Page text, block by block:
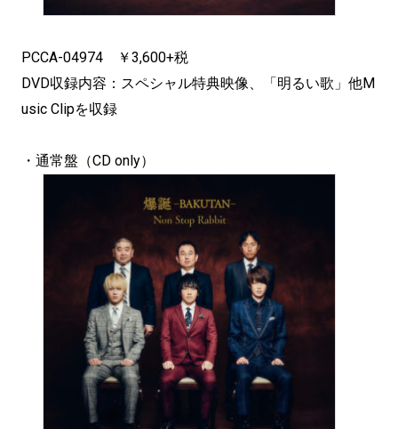
PCCA-04974 ￥3,600+税
DVD収録内容：スペシャル特典映像、「明るい歌」他M
usic Clipを収録
・通常盤（CD only）